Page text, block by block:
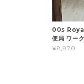
00s
便局 ワー
¥8,870